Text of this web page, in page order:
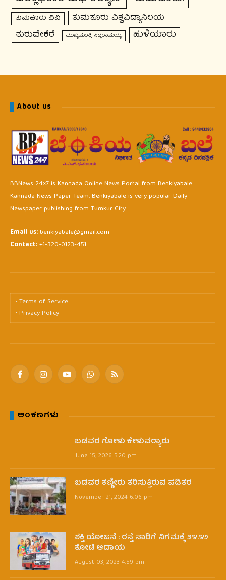
ತುಮಕೂರು ವಿವಿ ತುಮಕೂರು ವಿಶ್ವವಿದ್ಯಾನಿಲಯ
ತುರುವೇಕೆರೆ ಮುಖ್ಯಮಂತ್ರಿ ಸಿದ್ದರಾಮಯ್ಯ ಹುಳಿಯಾರು
About us
BBNews 24×7 is Kannada Online News Portal from Benkiyabale
Kannada News Paper Team. Benkiyabale is very popular Daily
Newspaper publishing from Tumkur City.
Email us:benkiyabale@gmail.com
Contact:+1-320-0123-451
• Terms of Service
• Privacy Policy
FacebookInstagramYouTubeWhatsApp
RSS
ಅಂಕಣಗಳು
ಬಡವರ ಗೋಳು ಕೇಳುವರ‍್ಯಾರು
June 15, 2026 5:20 pm
ಬಡವರ ಕಣ್ಣೀರು ತರಿಸುತ್ತಿರುವ ಪಡಿತರ
November 21, 2024 6:06 pm
ಶಕ್ತಿ ಯೋಜನೆ : ರಸ್ತೆ ಸಾರಿಗೆ ನಿಗಮಕ್ಕೆ ೨೪.೪೨
ಕೋಟಿ ಆದಾಯ
August 03, 2023 4:59 pm